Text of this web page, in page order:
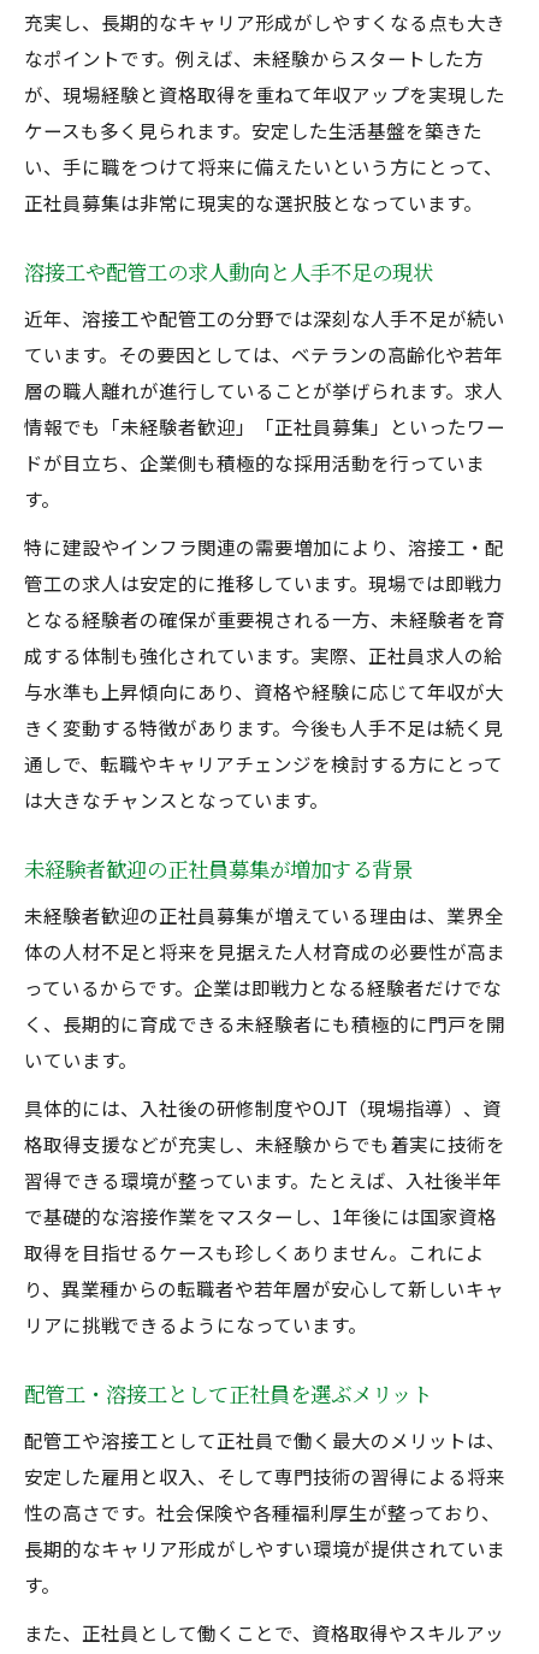
未経験者歓迎の溶接工求人が増える理由
配管工・溶接工で身につく専門スキルの魅
力
経験不問で正社員になれる環境とサポート
体制
人手不足の今こそ未経験者が活躍しやすい
溶接工経験者が正社員で目指すキャリアパ
ス
配管工・溶接工の実務経験が収入に与える
経験者が転職で年収アップを実現する方法
溶接工求人選びで重視すべきキャリア支援
制度
経験者が資格取得でキャリアアップする仕
組み
正社員として働く溶接工の年収動向を解説
溶接工正社員の年収相場と将来性の比較
経験者・未経験者で異なる溶接工の年収傾
溶接工の年収1000万を目指すためのポイン
ト
求人情報から読み解く配管工の年収の実情
溶接工の年収アップを実現する転職戦略
配管工への転職で実現する成長の秘訣
理由
とは
経験者が配管工転職で実現できるスキルア
ップ
溶接工との違いを知り配管工で活躍するコ
配管工求人を活用して長期的な成長を目指
す
充実し、長期的なキャリア形成がしやすくなる点も大き
なポイントです。例えば、未経験からスタートした方
が、現場経験と資格取得を重ねて年収アップを実現した
ケースも多く見られます。安定した生活基盤を築きた
い、手に職をつけて将来に備えたいという方にとって、
正社員募集は非常に現実的な選択肢となっています。
溶接工や配管工の求人動向と人手不足の現状
近年、溶接工や配管工の分野では深刻な人手不足が続い
ています。その要因としては、ベテランの高齢化や若年
層の職人離れが進行していることが挙げられます。求人
情報でも「未経験者歓迎」「正社員募集」といったワー
ドが目立ち、企業側も積極的な採用活動を行っていま
す。
特に建設やインフラ関連の需要増加により、溶接工・配
管工の求人は安定的に推移しています。現場では即戦力
となる経験者の確保が重要視される一方、未経験者を育
成する体制も強化されています。実際、正社員求人の給
与水準も上昇傾向にあり、資格や経験に応じて年収が大
きく変動する特徴があります。今後も人手不足は続く見
通しで、転職やキャリアチェンジを検討する方にとって
は大きなチャンスとなっています。
未経験者歓迎の正社員募集が増加する背景
未経験者歓迎の正社員募集が増えている理由は、業界全
体の人材不足と将来を見据えた人材育成の必要性が高ま
っているからです。企業は即戦力となる経験者だけでな
く、長期的に育成できる未経験者にも積極的に門戸を開
いています。
具体的には、入社後の研修制度やOJT（現場指導）、資
格取得支援などが充実し、未経験からでも着実に技術を
習得できる環境が整っています。たとえば、入社後半年
で基礎的な溶接作業をマスターし、1年後には国家資格
取得を目指せるケースも珍しくありません。これによ
り、異業種からの転職者や若年層が安心して新しいキャ
リアに挑戦できるようになっています。
配管工・溶接工として正社員を選ぶメリット
配管工や溶接工として正社員で働く最大のメリットは、
安定した雇用と収入、そして専門技術の習得による将来
性の高さです。社会保険や各種福利厚生が整っており、
長期的なキャリア形成がしやすい環境が提供されていま
す。
また、正社員として働くことで、資格取得やスキルアッ